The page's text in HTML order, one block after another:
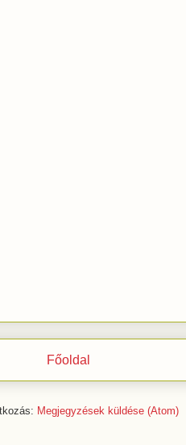
Főoldal
Megjegyzések küldése (Atom)